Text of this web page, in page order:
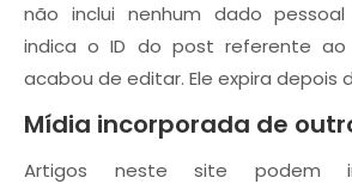
não inclui nenhum dado
indica o ID do post referente
acabou de editar. Ele expira depois
Mídia incorporada de
Artigos neste site podem